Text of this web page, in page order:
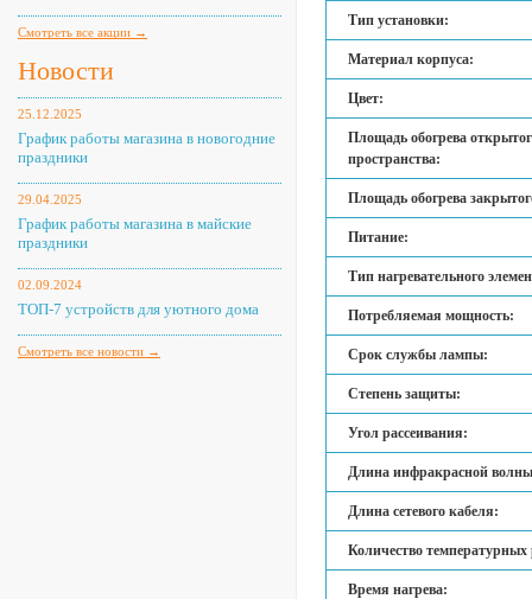
Смотреть все акции →
Новости
25.12.2025
График работы магазина в новогодние
праздники
29.04.2025
График работы магазина в майские
праздники
02.09.2024
ТОП-7 устройств для уютного дома
Смотреть все новости →
Тип установки:
Материал корпуса:
Цвет:
Площадь обогрева
пространства:
Площадь обогрева
Питание:
Тип нагревательного
Потребляемая мощность:
Срок службы лампы:
Степень защиты:
Угол рассеивания:
Длина инфракрасной
Длина сетевого кабеля:
Количество
Время нагрева: